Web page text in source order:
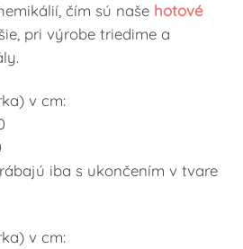
čím sú naše hotové
pri výrobe triedime a
v cm:
iba s ukončením v tvare
v cm: